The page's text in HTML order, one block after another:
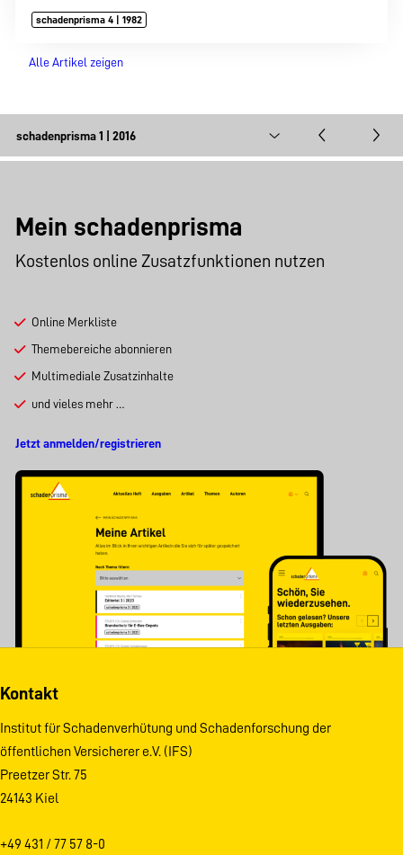
schadenprisma 4 | 1982
Alle Artikel zeigen
Mein schadenprisma
Kostenlos online Zusatzfunktionen nutzen
Online Merkliste
Themebereiche abonnieren
Multimediale Zusatzinhalte
und vieles mehr …
Jetzt anmelden/registrieren
Kontakt
Institut für Schadenverhütung und Schadenforschung der
öffentlichen Versicherer e.V. (IFS)
Preetzer Str. 75
24143 Kiel
+49 431 / 77 57 8-0